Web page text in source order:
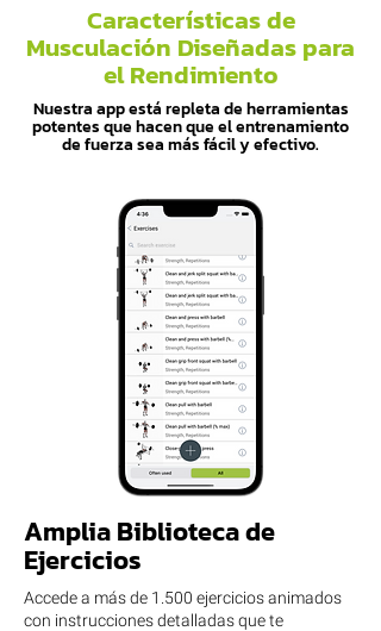
Características de
Musculación Diseñadas para
el Rendimiento
Nuestra app está repleta de herramientas
potentes que hacen que el entrenamiento
de fuerza sea más fácil y efectivo.
Amplia Biblioteca de
Ejercicios
Accede a más de 1.500 ejercicios animados
con instrucciones detalladas que te